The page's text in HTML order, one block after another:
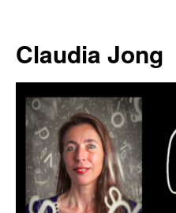
content
Claudia Jong